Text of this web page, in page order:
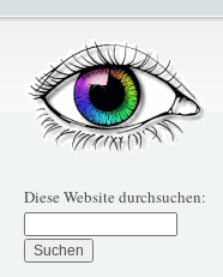
Diese Website durchsuchen: